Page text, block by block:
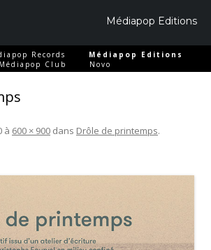
Records Médiapop Editions
Médiapop Club Novo
à 600 × 900 dans Drôle de printemps.
Médiapop Editions